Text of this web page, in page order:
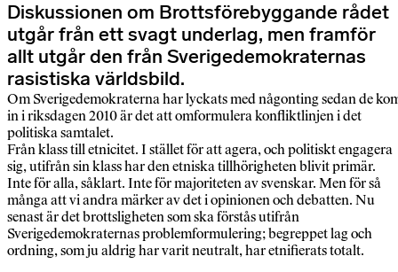
Diskussionen om Brottsförebyggande rådet
utgår från ett svagt underlag, men framför
allt utgår den från Sverigedemokraternas
rasistiska världsbild.
Om Sverigedemokraterna har lyckats med någonting sedan de
in i riksdagen 2010 är det att omformulera konfliktlinjen i det
politiska samtalet.
Från klass till etnicitet. I stället för att agera, och politiskt engagera
sig, utifrån sin klass har den etniska tillhörigheten blivit primär.
Inte för alla, såklart. Inte för majoriteten av svenskar. Men för så
många att vi andra märker av det i opinionen och debatten. Nu
senast är det brottsligheten som ska förstås utifrån
Sverigedemokraternas problemformulering; begreppet lag och
ordning, som ju aldrig har varit neutralt, har etnifierats totalt.